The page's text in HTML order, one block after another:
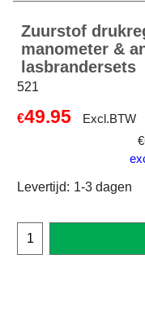
Zuurstof
manometer &
lasbrandersets
521
€49.95
Excl.BTW
€
Levertijd: 1-3 dagen